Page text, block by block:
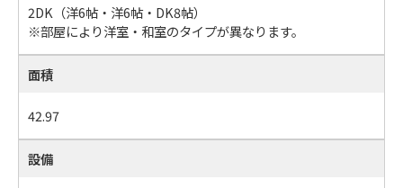
2DK（洋6帖・洋6帖・DK8帖）
※部屋により洋室・和室のタイプが異なります。
面積
42.97
設備